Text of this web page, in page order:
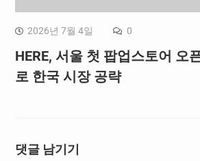
2026년 7월 4일 0
HERE, 서울 첫 팝업스토어 오
로 한국 시장 공략
댓글 남기기